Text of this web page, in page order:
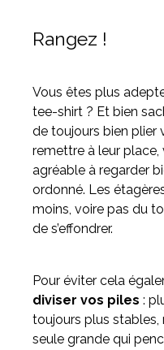
Rangez !
Vous êtes plus
tee-shirt ? Et bien
de toujours bien plier
remettre à leur place,
agréable à regarder
ordonné. Les
moins, voire pas du
de s’effondrer.
Pour éviter cela
diviser vos piles :
toujours plus stables,
seule grande qui